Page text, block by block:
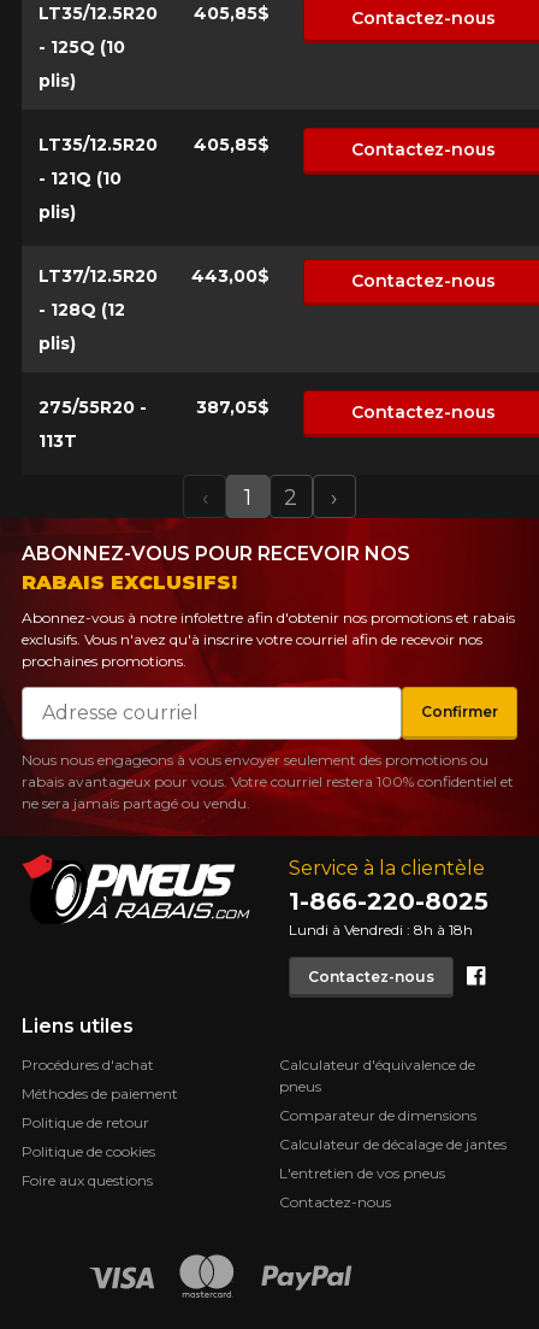
LT35/12.5R20
- 125Q (10
plis)
405,85$ Contactez-nous
LT35/12.5R20
- 121Q (10
plis)
405,85$ Contactez-nous
LT37/12.5R20
- 128Q (12
plis)
443,00$ Contactez-nous
275/55R20 -
113T
387,05$ Contactez-nous
Previous
‹ 1 2 Next
›
Service à la clientèle
1-866-220-8025
Lundi à Vendredi : 8h à 18h
Contactez-nous
Liens utiles
Procédures d'achat
Méthodes de paiement
Politique de retour
Politique de cookies
Foire aux questions
Calculateur d'équivalence de
pneus
Comparateur de dimensions
Calculateur de décalage de jantes
L'entretien de vos pneus
Contactez-nous
ABONNEZ-VOUS POUR RECEVOIR NOS
RABAIS EXCLUSIFS!
Abonnez-vous à notre infolettre afin d'obtenir nos promotions et rabais
exclusifs. Vous n'avez qu'à inscrire votre courriel afin de recevoir nos
prochaines promotions.
Courriel
Confirmer
Nous nous engageons à vous envoyer seulement des promotions ou
rabais avantageux pour vous. Votre courriel restera 100% confidentiel et
ne sera jamais partagé ou vendu.